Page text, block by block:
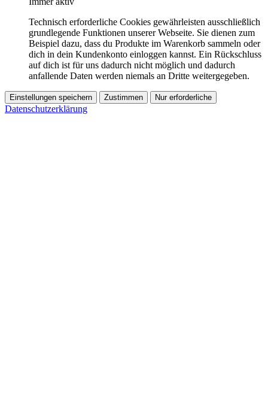
Technisch erforderliche Cookies gewährleisten ausschließlich
grundlegende Funktionen unserer Webseite. Sie dienen zum
Beispiel dazu, dass du Produkte im Warenkorb sammeln oder
dich in dein Kundenkonto einloggen kannst. Ein Rückschluss
auf dich ist für uns dadurch nicht möglich und dadurch
anfallende Daten werden niemals an Dritte weitergegeben.
Einstellungen speichern Zustimmen Nur erforderliche
Datenschutzerklärung